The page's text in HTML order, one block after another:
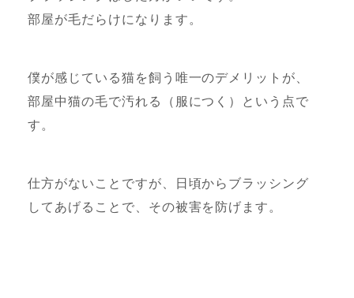
部屋が毛だらけになります。
僕が感じている猫を飼う唯一のデメリットが、
部屋中猫の毛で汚れる（服につく）という点で
す。
仕方がないことですが、日頃からブラッシング
してあげることで、その被害を防げます。